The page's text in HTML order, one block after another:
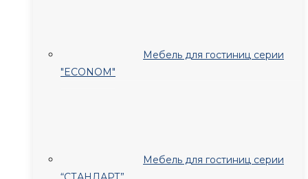
Мебель для гостиниц серии
"ECONOM"
Мебель для гостиниц серии